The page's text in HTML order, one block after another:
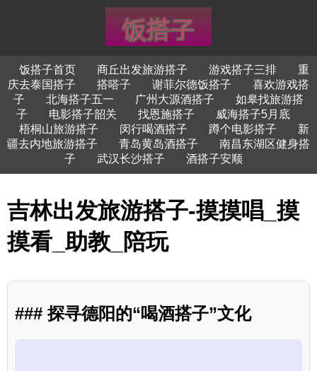
饭搭子首页 商丘出发旅游搭子 游戏搭子三排
重
庆去泰国搭子
搭嗒子 谢菲尔德饭搭子
喜欢游戏搭
子
北海搭子五一 广州大源酒搭子
如皋找旅游搭
子
电影搭子韶关 找恩施搭子
威海搭子5月底
梧桐山旅游搭子
闵行喝酒搭子 蹲个电影搭子
新
疆去内地旅游搭子
青岛黄岛酒搭子
南昌东湖区健身搭
子
武汉长沙搭子 酒搭子安顺
吉林出发旅游搭子-摸摸唱_摸
摸看_助教_陪玩
### 探寻德阳的“喝酒搭子”文化